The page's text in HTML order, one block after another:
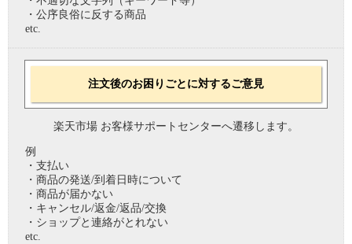
・公序良俗に反する商品
etc.
注文後のお困りごとに対するご意見
楽天市場 お客様サポートセンターへ遷移します。
例
・支払い
・商品の発送/到着日時について
・商品が届かない
・キャンセル/返金/返品/交換
・ショップと連絡がとれない
etc.